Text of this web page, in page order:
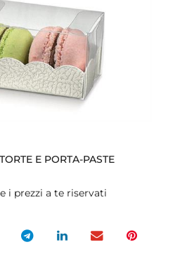
E PORTA-PASTE
i prezzi a te riservati